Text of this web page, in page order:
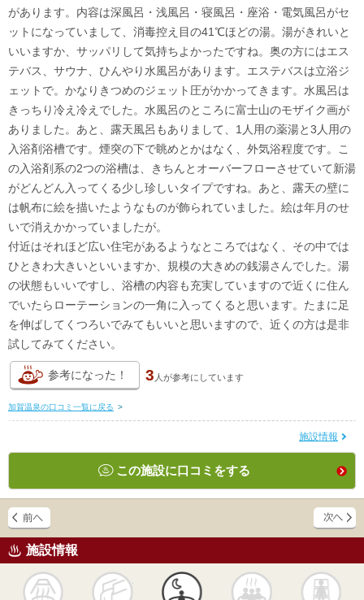
があります。内容は深風呂・浅風呂・寝風呂・座浴・電気風呂がセ
ットになっていまして、消毒控え目の41℃ほどの湯。湯がきれいと
いいますか、サッパリして気持ちよかったですね。奥の方にはエス
テバス、サウナ、ひんやり水風呂があります。エステバスは立浴ジ
ェットで。かなりきつめのジェット圧がかかってきます。水風呂は
きっちり冷え冷えでした。水風呂のところに富士山のモザイク画が
ありました。あと、露天風呂もありまして、1人用の薬湯と3人用の
入浴剤浴槽です。煙突の下で眺めとかはなく、外気浴程度です。こ
の入浴剤系の2つの浴槽は、きちんとオーバーフローさせていて新湯
がどんどん入ってくる少し珍しいタイプですね。あと、露天の壁に
は帆布に絵を描いたようなものが飾られていました。絵は年月のせ
いで消えかかっていましたが。
付近はそれほど広い住宅があるようなところではなく、その中では
ひときわ大きいといいますか、規模の大きめの銭湯さんでした。湯
の状態もいいですし、浴槽の内容も充実していますので近くに住ん
でいたらローテーションの一角に入ってくると思います。たまに足
を伸ばしてくつろいでみてもいいと思いますので、近くの方は是非
試してみてください。
参考になった！ 3 人が参考にしています
加賀温泉の口コミ一覧に戻る >
施設情報
この施設に口コミをする
施設情報
かけ流し 露天風呂 貸切風呂